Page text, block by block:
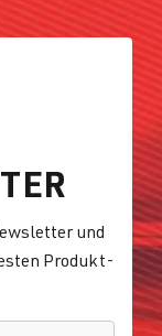
und
Produkt-